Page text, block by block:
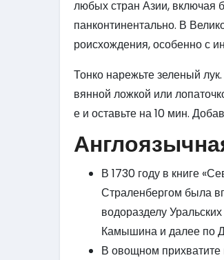
любых стран Азии, включая
панконтинентально. В
роисхождения, особенно с
Тонко нарежьте зеленый
вянной ложкой или
е и оставьте на 10 мин.
В 1730 году в книге
Страленбергом была
водоразделу
Камышина и далее по
В овощном прихватите